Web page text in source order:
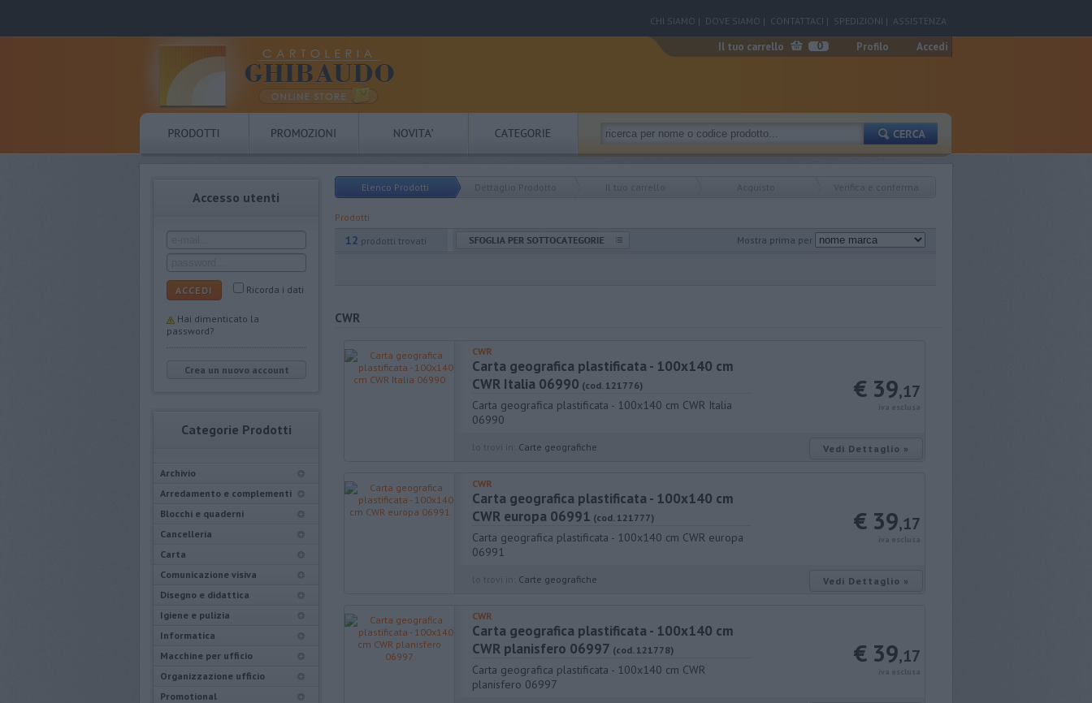
CHI SIAMO | DOVE SIAMO | CONTATTACI | SPEDIZIONI | ASSISTENZA
Il tuo carrello 0 Profilo Accedi
Accesso utenti
ACCEDI Ricorda i dati
Hai dimenticato la
password?
Crea un nuovo account
Categorie Prodotti
Archivio
Arredamento e complementi
Blocchi e quaderni
Cancelleria
Carta
Comunicazione visiva
Disegno e didattica
Igiene e pulizia
Informatica
Macchine per ufficio
Organizzazione ufficio
Promotional
Elenco Prodotti Dettaglio Prodotto Il tuo carrello Acquisto Verifica e conferma
Prodotti
12 prodotti trovati Mostra prima per
CWR
CWR
Carta geografica plastificata - 100x140 cm
CWR Italia 06990 (cod. 121776)
Carta geografica plastificata - 100x140 cm CWR Italia
06990
€ 39,17
iva esclusa
Carte geografiche Vedi Dettaglio »
CWR
Carta geografica plastificata - 100x140 cm
CWR europa 06991 (cod. 121777)
Carta geografica plastificata - 100x140 cm CWR europa
06991
€ 39,17
iva esclusa
Carte geografiche Vedi Dettaglio »
CWR
Carta geografica plastificata - 100x140 cm
CWR planisfero 06997 (cod. 121778)
Carta geografica plastificata - 100x140 cm CWR
planisfero 06997
€ 39,17
iva esclusa